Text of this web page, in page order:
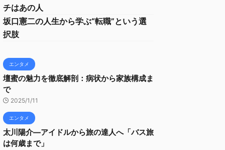
チはあの人
坂口憲二の人生から学ぶ“転職”という選
択肢
エンタメ
壇蜜の魅力を徹底解剖：病状から家族構成ま
で
2025/1/11
エンタメ
太川陽介—アイドルから旅の達人へ「バス旅
は何歳まで」